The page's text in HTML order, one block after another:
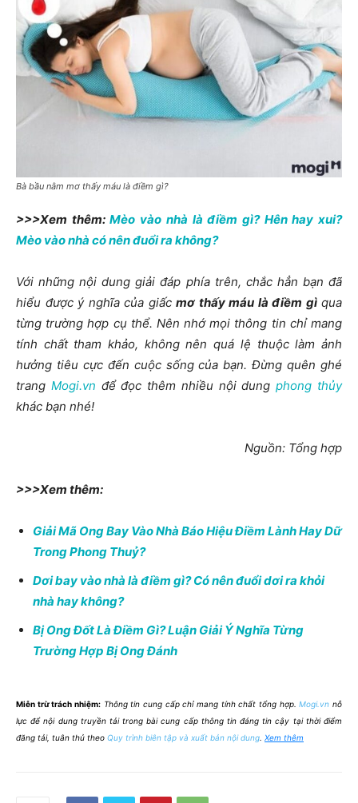
Bà bầu nằm mơ thấy máu là điềm gì?
>>>Xem thêm:Mèo vào nhà là điềm gì? Hên hay xui?
Mèo vào nhà có nên đuổi ra không?
Với những nội dung giải đáp phía trên, chắc hẳn bạn đã
hiểu được ý nghĩa của giấc mơ thấy máu là điềm gìqua
từng trường hợp cụ thể. Nên nhớ mọi thông tin chỉ mang
tính chất tham khảo, không nên quá lệ thuộc làm ảnh
hưởng tiêu cực đến cuộc sống của bạn. Đừng quên ghé
trang Mogi.vn để đọc thêm nhiều nội dungphong thủy
khác bạn nhé!
Nguồn: Tổng hợp
>>>Xem thêm:
Giải Mã Ong Bay Vào Nhà Báo Hiệu Điềm Lành Hay Dữ
Trong Phong Thuỷ?
Dơi bay vào nhà là điềm gì? Có nên đuổi dơi ra khỏi
nhà hay không?
Bị Ong Đốt Là Điềm Gì? Luận Giải Ý Nghĩa Từng
Trường Hợp Bị Ong Đánh
Miễn trừ trách nhiệm: Thông tin cung cấp chỉ mang tính chất tổng hợp.Mogi.vn nỗ
lực để nội dung truyền tải trong bài cung cấp thông tin đáng tin cậy tại thời điểm
đăng tải, tuân thủ theo Quy trình biên tập và xuất bản nội dung Xem thêm